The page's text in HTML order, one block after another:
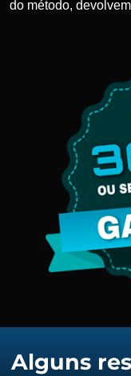
do método,
Alguns